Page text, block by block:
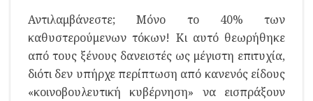
Αντιλαμβάνεστε; Μόνο το 40% των
καθυστερούμενων τόκων! Κι αυτό θεωρήθηκε
από τους ξένους δανειστές ως μέγιστη επιτυχία,
διότι δεν υπήρχε περίπτωση από κανενός είδους
«κοινοβουλευτική κυβέρνηση» να εισπράξουν